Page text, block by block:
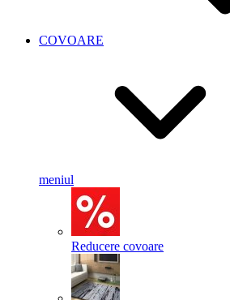
COVOARE
meniul
Reducere covoare